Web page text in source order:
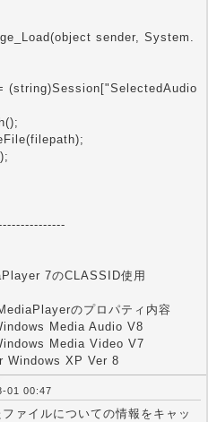
sender, System.
(string)Session["SelectedAudio
7のCLASSID使用
のプロパティ内容
Media Audio V8
Media Video V7
Windows XP Ver 8
01 00:47
ァイルについての情報をキャッ